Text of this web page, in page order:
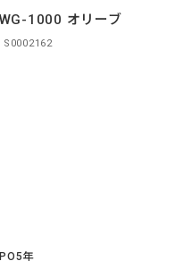
WG-1000 オリーブ
S0002162
年